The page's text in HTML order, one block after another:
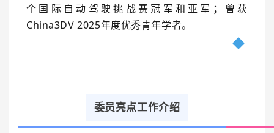
个国际自动驾驶挑战赛冠军和亚军；曾获
China3DV 2025年度优秀青年学者。
委员亮点工作介绍